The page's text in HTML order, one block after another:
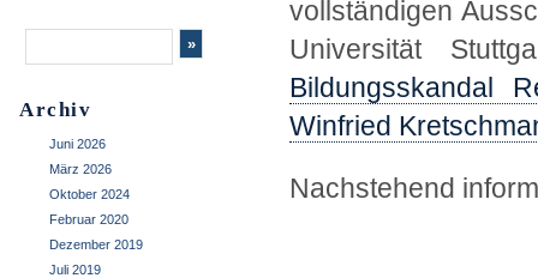
Archiv
Juni 2026
März 2026
Oktober 2024
Februar 2020
Dezember 2019
Juli 2019
vollständigen
Universität
Bildungsskandal
Winfried
Nachstehend